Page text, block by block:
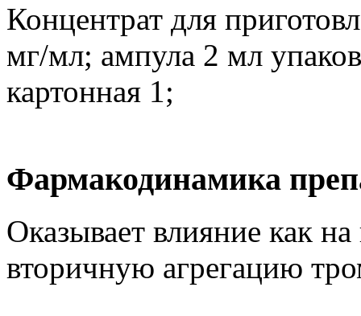
Концентрат для
мг/мл; ампула 2 мл
картонная 1;
Фармакодинамика
Оказывает влияние как
вторичную агрегацию